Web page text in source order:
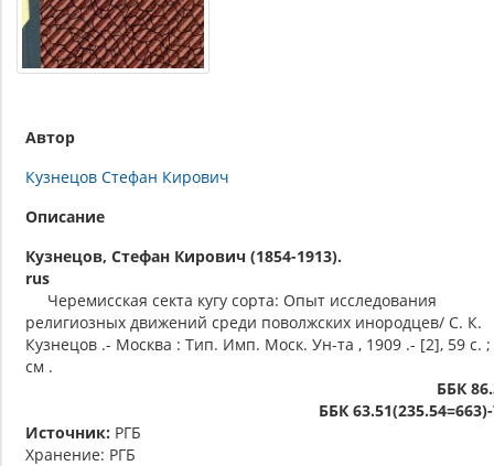
Автор
Кузнецов Стефан Кирович
Описание
Кузнецов, Стефан Кирович (1854-1913).
rus
Черемисская секта кугу сорта: Опыт исследования
религиозных движений среди поволжских инородцев/ С. К.
Кузнецов .- Москва : Тип. Имп. Моск. Ун-та , 1909 .- [2], 59 с. ;
см .
ББК
ББК
Источник: РГБ
Хранение: РГБ